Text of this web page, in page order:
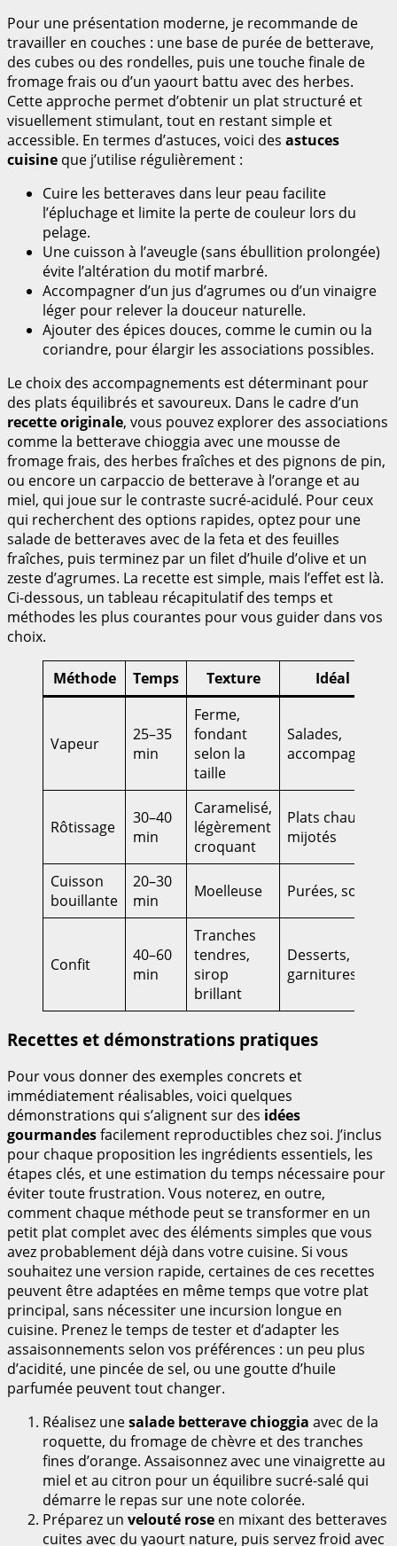
Pour une présentation moderne, je recommande de
travailler en couches : une base de purée de betterave,
des cubes ou des rondelles, puis une touche finale de
fromage frais ou d’un yaourt battu avec des herbes.
Cette approche permet d’obtenir un plat structuré et
visuellement stimulant, tout en restant simple et
accessible. En termes d’astuces, voici des astuces
cuisine que j’utilise régulièrement :
Cuire les betteraves dans leur peau facilite
l’épluchage et limite la perte de couleur lors du
pelage.
Une cuisson à l’aveugle (sans ébullition prolongée)
évite l’altération du motif marbré.
Accompagner d’un jus d’agrumes ou d’un vinaigre
léger pour relever la douceur naturelle.
Ajouter des épices douces, comme le cumin ou la
coriandre, pour élargir les associations possibles.
Le choix des accompagnements est déterminant pour
des plats équilibrés et savoureux. Dans le cadre d’un
recette originale, vous pouvez explorer des associations
comme la betterave chioggia avec une mousse de
fromage frais, des herbes fraîches et des pignons de pin,
ou encore un carpaccio de betterave à l’orange et au
miel, qui joue sur le contraste sucré-acidulé. Pour ceux
qui recherchent des options rapides, optez pour une
salade de betteraves avec de la feta et des feuilles
fraîches, puis terminez par un filet d’huile d’olive et un
zeste d’agrumes. La recette est simple, mais l’effet est là.
Ci-dessous, un tableau récapitulatif des temps et
méthodes les plus courantes pour vous guider dans vos
choix.
Méthode Temps Texture Idéal pour
Vapeur
25–35
min
Ferme,
fondant
selon la
taille
Salades,
Rôtissage
30–40
min
Caramelisé,
légèrement
croquant
Plats chauds,
mijotés
Cuisson
bouillante
20–30
min
Moelleuse Purées, soupes
Confit
40–60
min
Tranches
tendres,
sirop
brillant
Desserts,
garnitures
Recettes et démonstrations pratiques
Pour vous donner des exemples concrets et
immédiatement réalisables, voici quelques
démonstrations qui s’alignent sur des idées
gourmandesfacilement reproductibles chez soi. J’inclus
pour chaque proposition les ingrédients essentiels, les
étapes clés, et une estimation du temps nécessaire pour
éviter toute frustration. Vous noterez, en outre,
comment chaque méthode peut se transformer en un
petit plat complet avec des éléments simples que vous
avez probablement déjà dans votre cuisine. Si vous
souhaitez une version rapide, certaines de ces recettes
peuvent être adaptées en même temps que votre plat
principal, sans nécessiter une incursion longue en
cuisine. Prenez le temps de tester et d’adapter les
assaisonnements selon vos préférences : un peu plus
d’acidité, une pincée de sel, ou une goutte d’huile
parfumée peuvent tout changer.
Réalisez unesalade betterave chioggia avec de la
roquette, du fromage de chèvre et des tranches
fines d’orange. Assaisonnez avec une vinaigrette au
miel et au citron pour un équilibre sucré-salé qui
démarre le repas sur une note colorée.
Préparez un velouté rose en mixant des betteraves
cuites avec du yaourt nature, puis servez froid avec